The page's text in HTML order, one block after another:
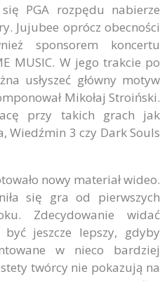
PGA rozpędu nabierze
Jujubee oprócz obecności
sponsorem koncertu
MUSIC. W jego trakcie po
usłyszeć główny motyw
Mikołaj Stroiński.
przy takich grach jak
Wiedźmin 3 czy Dark Souls
nowy materiał wideo.
się gra od pierwszych
Zdecydowanie widać
jeszcze lepszy, gdyby
w nieco bardziej
twórcy nie pokazują na